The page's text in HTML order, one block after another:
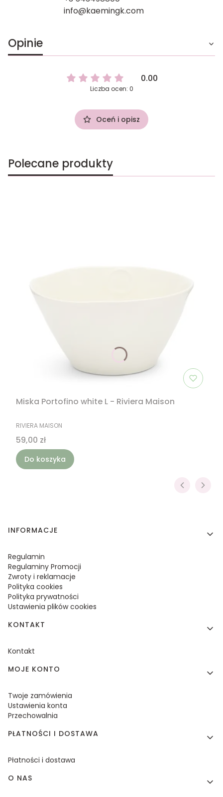
info@kaemingk.com
Opinie
0.00
Liczba ocen: 0
Oceń i opisz
Polecane produkty
Miska Portofino white L - Riviera Maison
PRODUCENT
RIVIERA MAISON
Cena
59,00 zł
Do koszyka
Linki w stopce
INFORMACJE
Regulamin
Regulaminy Promocji
Zwroty i reklamacje
Polityka cookies
Polityka prywatności
Ustawienia plików cookies
KONTAKT
Kontakt
MOJE KONTO
Twoje zamówienia
Ustawienia konta
Przechowalnia
PŁATNOŚCI I DOSTAWA
Płatności i dostawa
O NAS